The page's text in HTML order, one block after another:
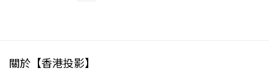
關於【香港投影】